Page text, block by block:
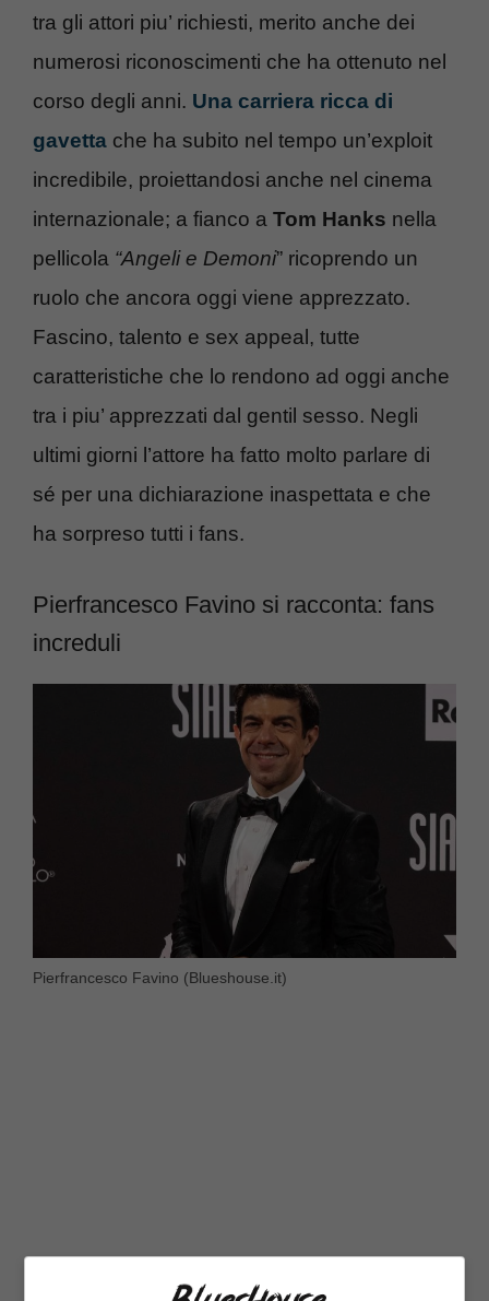
tra gli attori piu’ richiesti, merito anche dei
numerosi riconoscimenti che ha ottenuto nel
corso degli anni. Una carriera ricca di
gavetta che ha subito nel tempo un’exploit
incredibile, proiettandosi anche nel cinema
internazionale; a fianco a Tom Hanks nella
pellicola “Angeli e Demoni” ricoprendo un
ruolo che ancora oggi viene apprezzato.
Fascino, talento e sex appeal, tutte
caratteristiche che lo rendono ad oggi anche
tra i piu’ apprezzati dal gentil sesso. Negli
ultimi giorni l’attore ha fatto molto parlare di
sé per una dichiarazione inaspettata e che
ha sorpreso tutti i fans.
Pierfrancesco Favino si racconta: fans
increduli
Pierfrancesco Favino (Blueshouse.it)